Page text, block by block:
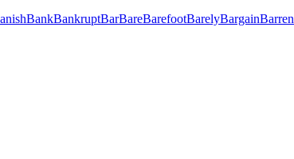
BankBankruptBarBareBarefootBarelyBargainBarren